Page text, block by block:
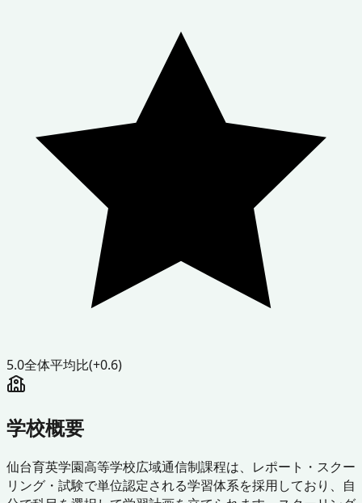
5.0全体平均比(+0.6)
学校概要
仙台育英学園高等学校広域通信制課程は、レポート・スクー
リング・試験で単位認定される学習体系を採用しており、自